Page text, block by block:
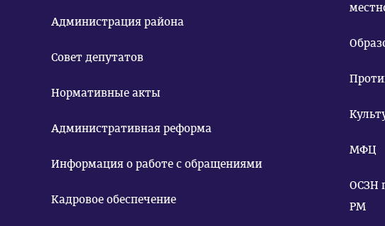
Администрация района
Совет депутатов
Нормативные акты
Административная реформа
Информация о работе с обращениями
Кадровое обеспечение
МФЦ
ОСЗН
РМ